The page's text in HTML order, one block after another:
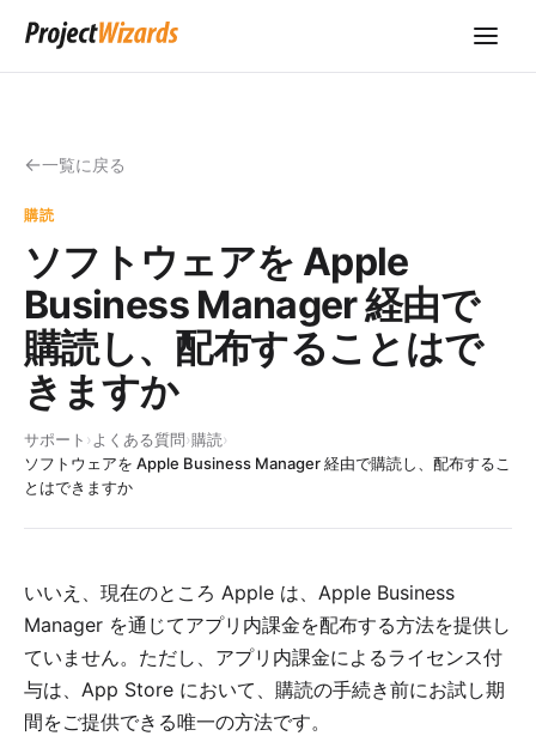
一覧に戻る
購読
ソフトウェアを Apple
Business Manager 経由で
購読し、配布することはで
きますか
サポート › よくある質問›購読›
ソフトウェアを Apple Business Manager 経由で購読し、配布するこ
とはできますか
いいえ、現在のところ Apple は、 Apple Business
Manager を通じてアプリ内課金を配布する方法を提供し
ていません。ただし、アプリ内課金によるライセンス付
与は、App Store において、購読の手続き前にお試し期
間をご提供できる唯一の方法です。